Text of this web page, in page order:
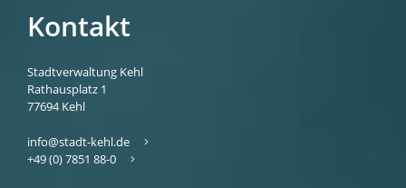
Kontakt
Stadtverwaltung Kehl
Rathausplatz 1
77694 Kehl
info@stadt-kehl.de
+49 (0) 7851 88-0